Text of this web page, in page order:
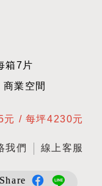
箱7片
業空間
元 / 每坪4230元
我們 線上客服
Share